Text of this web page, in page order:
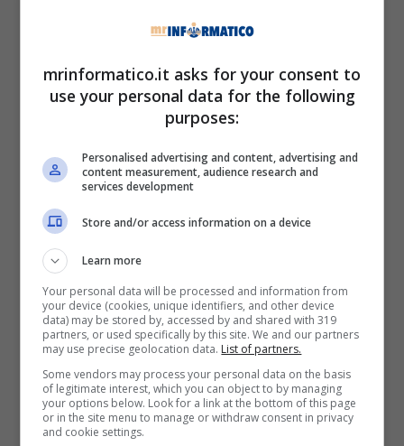
gli iscritti ad Amazon Prime in Italia, Spagna,
Amazon. L’offertona di Amazon Prime per i
clienti dei nuovi Paesi appena subentrati
prevede un costo di 2,99 dollari (o 2,99 euro) al
euro al mese.
Presto anche le app
Amazon Prime Video tuttavia, sarà visibile solo
tramite browser suPrimeVideo.come potrà
essere riprodotto sia in Html5, sia in Silverlight.
Per quanto riguarda la definizione è supportato
sia il Full HD che l’UHD 4k con HD in base alla
varietà dei film. Di certo per l’HD, si consiglia di
avere una connessione di almeno 3,5
Mbits/sec; mentre per una definizione standard
mrinformatico.it asks for your consent to
use your personal data for the following
purposes:
Personalised advertising and content, advertising and
content measurement, audience research and
services development
Store and/or access information on a device
Learn more
Your personal data will be processed and information from
your device (cookies, unique identifiers, and other device
data) may be stored by, accessed by and shared with 319
partners, or used specifically by this site. We and our partners
may use precise geolocation data. List of partners.
Some vendors may process your personal data on the basis
of legitimate interest, which you can object to by managing
your options below. Look for a link at the bottom of this page
or in the site menu to manage or withdraw consent in privacy
and cookie settings.